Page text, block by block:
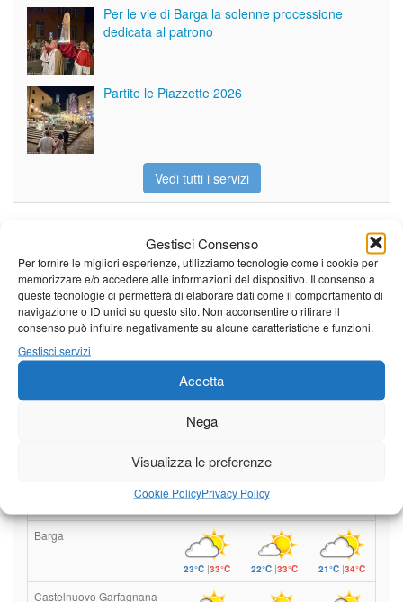
Gestisci Consenso
Per fornire le migliori esperienze, utilizziamo tecnologie come i cookie per
memorizzare e/o accedere alle informazioni del dispositivo. Il consenso a
queste tecnologie ci permetterà di elaborare dati come il comportamento di
navigazione o ID unici su questo sito. Non acconsentire o ritirare il
consenso può influire negativamente su alcune caratteristiche e funzioni.
Gestisci servizi
Accetta
Nega
Visualizza le preferenze
Cookie PolicyPrivacy Policy
Per le vie di Barga la solenne processione
dedicata al patrono
Partite le Piazzette 2026
Vedi tutti i servizi
Il tempo di questo fine
settimana. temperature ancora
ben al di sopra dei valori
stagionali
Barga
23°C|33°C 22°C|33°C 21°C |34°C
Castelnuovo Garfagnana